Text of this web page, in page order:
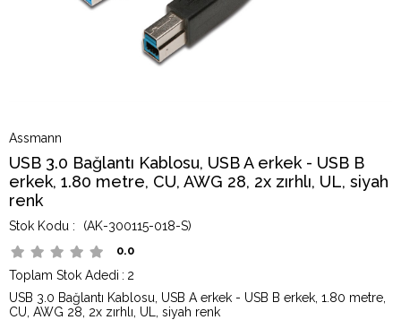
Assmann
USB 3.0 Bağlantı Kablosu, USB A erkek - USB B
erkek, 1.80 metre, CU, AWG 28, 2x zırhlı, UL, siyah
renk
(AK-300115-018-S)
0.0
Toplam Stok Adedi : 2
USB 3.0 Bağlantı Kablosu, USB A erkek - USB B erkek, 1.80 metre,
CU, AWG 28, 2x zırhlı, UL, siyah renk